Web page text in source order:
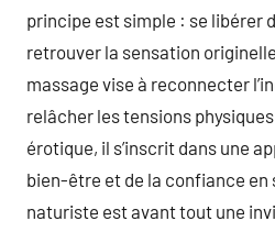
principe est simple : se libérer
retrouver la sensation
massage vise à reconnecter
relâcher les tensions
érotique, il s’inscrit dans une
bien-être et de la confiance en
naturiste est avant tout une